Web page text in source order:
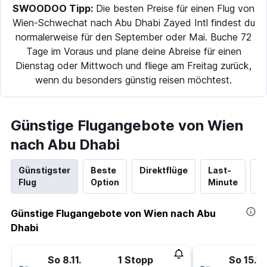
SWOODOO Tipp: Die besten Preise für einen Flug von
Wien-Schwechat nach Abu Dhabi Zayed Intl findest du
normalerweise für den September oder Mai. Buche 72
Tage im Voraus und plane deine Abreise für einen
Dienstag oder Mittwoch und fliege am Freitag zurück,
wenn du besonders günstig reisen möchtest.
Günstige Flugangebote von Wien
nach Abu Dhabi
Günstigster
Flug
Beste
Option
Direktflüge
Last-
Minute
Günstige Flugangebote von Wien nach Abu
Dhabi
So 8.11. 1 Stopp So 15.11.